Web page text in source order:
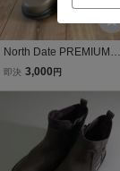
North Date PREMIUMブ
ラウン ツートンカラーブ
即決 3,000 円